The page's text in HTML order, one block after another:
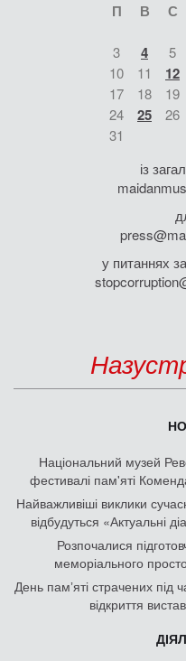
П В С
3 4 5
10
11 12
17
18 19
24
25 26
31
із
у питаннях
Національний музей
фестивалі пам'яті
Найважливіші виклики
відбудуться «Актуальні
Розпочалися
меморіального
День памʼяті страчених під
відкриття